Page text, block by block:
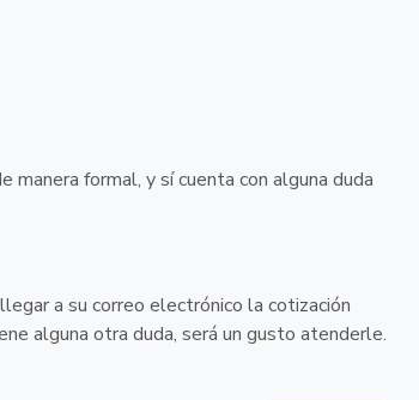
manera formal, y sí cuenta con alguna duda
a su correo electrónico la cotización
alguna otra duda, será un gusto atenderle.